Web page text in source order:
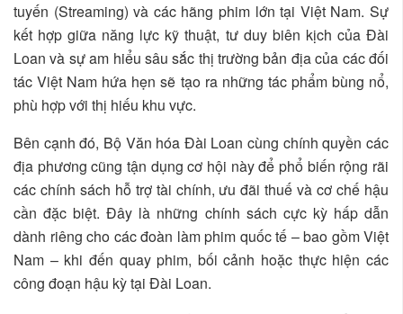
tuyến (Streaming) và các hãng phim lớn tại Việt Nam. Sự
kết hợp giữa năng lực kỹ thuật, tư duy biên kịch của Đài
Loan và sự am hiểu sâu sắc thị trường bản địa của các đối
tác Việt Nam hứa hẹn sẽ tạo ra những tác phẩm bùng nổ,
phù hợp với thị hiếu khu vực.
Bên cạnh đó, Bộ Văn hóa Đài Loan cùng chính quyền các
địa phương cũng tận dụng cơ hội này để phổ biến rộng rãi
các chính sách hỗ trợ tài chính, ưu đãi thuế và cơ chế hậu
cần đặc biệt. Đây là những chính sách cực kỳ hấp dẫn
dành riêng cho các đoàn làm phim quốc tế – bao gồm Việt
Nam – khi đến quay phim, bối cảnh hoặc thực hiện các
công đoạn hậu kỳ tại Đài Loan.